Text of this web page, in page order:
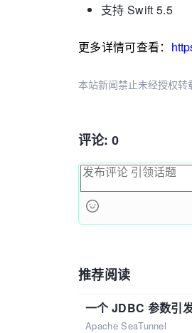
支持 Swift 5.5
更多详情可查看：
本站新闻禁止未经授权
评论: 0
推荐阅读
一个 JDBC 参数引
Apache SeaTunnel